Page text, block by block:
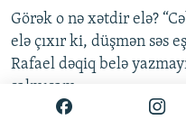
Görək o nə xətdir elə?
elə çıxır ki, düşmən səs
Rafael dəqiq belə
salmışam.